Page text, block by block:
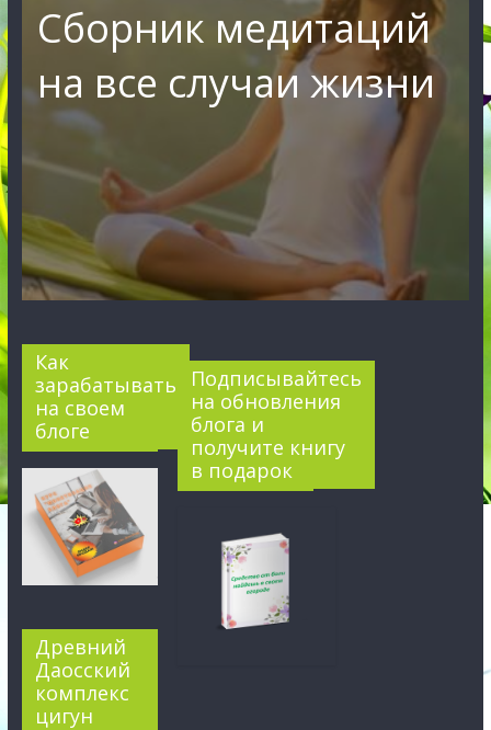
Сборник медитаций
на все случаи жизни
Как
зарабатывать
на своем
блоге
Древний
Даосский
комплекс
цигун
Подписывайтесь
на обновления
блога и
получите книгу
в подарок